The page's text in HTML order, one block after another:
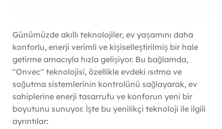
Günümüzde akıllı teknolojiler, ev yaşamını daha
konforlu, enerji verimli ve kişiselleştirilmiş bir hale
getirme amacıyla hızla gelişiyor. Bu bağlamda,
"Onvec" teknolojisi, özellikle evdeki ısıtma ve
soğutma sistemlerinin kontrolünü sağlayarak, ev
sahiplerine enerji tasarrufu ve konforun yeni bir
boyutunu sunuyor. İşte bu yenilikçi teknoloji ile ilgili
ayrıntılar: